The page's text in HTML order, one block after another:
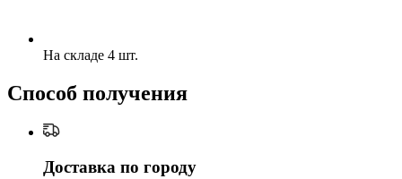
На складе 4 шт.
Способ получения
Доставка по городу